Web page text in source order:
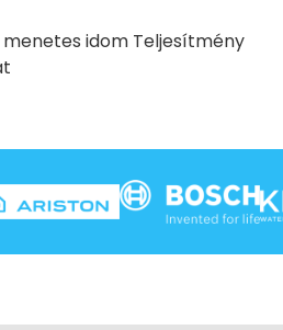
idom Teljesítmény